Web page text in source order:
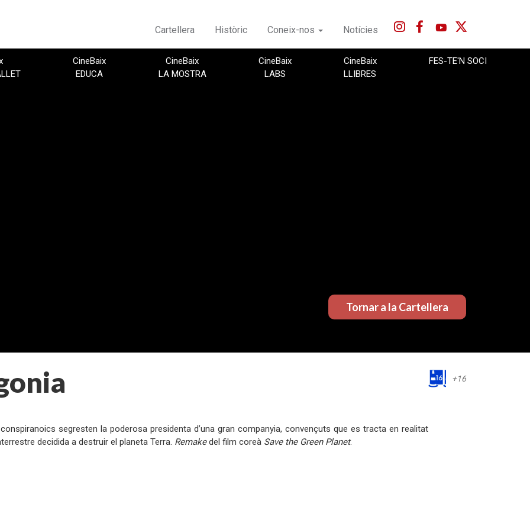
Cartellera Històric Coneix-nos Notícies
CineBaix
EDUCA
CineBaix
LA MOSTRA
CineBaix
LABS
CineBaix
LLIBRES
FES-TE'N SOCI
Tornar a la Cartellera
+16
segresten la poderosa presidenta d’una gran companyia, convençuts que es tracta en realitat
decidida a destruir el planeta Terra. Remakedel film coreà Save the Green Planet.